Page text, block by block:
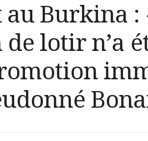
Burkina :
lotir n’a